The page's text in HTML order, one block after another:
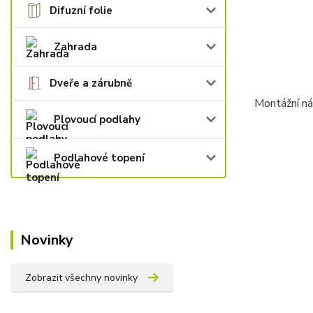
Difuzní folie
Zahrada
Dveře a zárubně
Plovoucí podlahy
Podlahové topení
Novinky
Zobrazit všechny novinky
Montážní